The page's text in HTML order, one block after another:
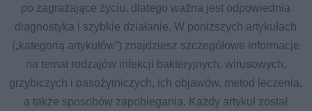
po zagrażające życiu, dlatego ważna jest odpowiednia
diagnostyka i szybkie działanie. W poniższych artykułach
(„kategorią artykułów”) znajdziesz szczegółowe informacje
na temat rodzajów infekcji bakteryjnych, wirusowych,
grzybiczych i pasożytniczych, ich objawów, metod leczenia,
a także sposobów zapobiegania. Każdy artykuł został